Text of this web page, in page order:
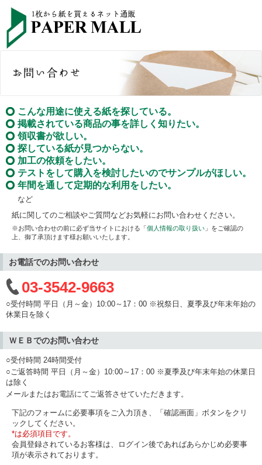
こんな用途に使える紙を探している。
掲載されている商品の事を詳しく知りたい。
領収書が欲しい。
探している紙が見つからない。
加工の依頼をしたい。
テストをして購入を検討したいのでサンプルがほしい。
年間を通して定期的な利用をしたい。
など
紙に関してのご相談やご質問などお気軽にお問い合わせください。
※お問い合わせの前に必ず当サイトにおける「個人情報の取り扱い 」をご確認の
上、御了承頂けます様お願いいたします。
お電話でのお問い合わせ
03-3542-9663
○受付時間 平日（月～金）10:00～17：00 ※祝祭日、夏季及び年末年始の
休業日を除く
ＷＥＢでのお問い合わせ
○受付時間 24時間受付
○ご返答時間 平日（月～金）10:00～17：00 ※夏季及び年末年始の休業日
は除く
メールまたはお電話にてご返答させていただきます。
下記のフォームに必要事項をご入力頂き、「確認画面」ボタンをクリ
ックしてください。
*は必須項目です。
会員登録されているお客様は、ログイン後であればあらかじめ必要事
項が表示されております。